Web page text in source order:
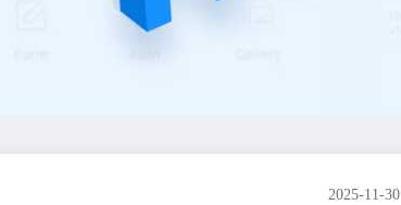
2025-11-30